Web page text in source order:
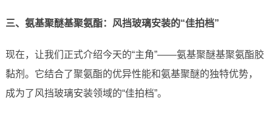
三、氨基聚醚基聚氨酯：风挡玻璃安装的“佳拍档”
现在，让我们正式介绍今天的“主角”——氨基聚醚基聚氨酯胶
黏剂。它结合了聚氨酯的优异性能和氨基聚醚的独特优势，
成为了风挡玻璃安装领域的“佳拍档”。